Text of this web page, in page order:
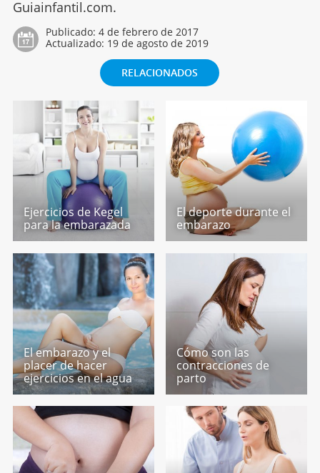
Guiainfantil.com.
Publicado: 4 de febrero de 2017
Actualizado: 19 de agosto de 2019
RELACIONADOS
Ejercicios de Kegel
para la embarazada
El deporte durante el
embarazo
El embarazo y el
placer de hacer
ejercicios en el agua
Cómo son las
contracciones de
parto